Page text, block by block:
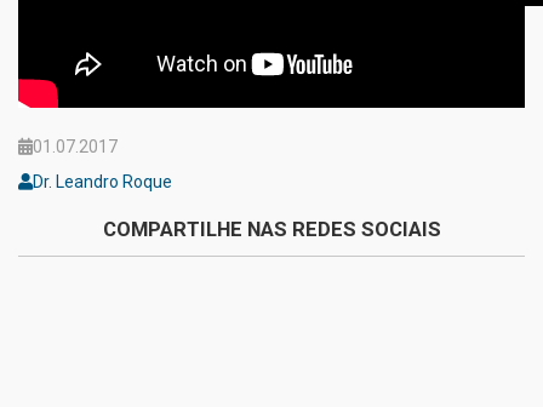
01.07.2017
Dr. Leandro Roque
COMPARTILHE NAS REDES SOCIAIS